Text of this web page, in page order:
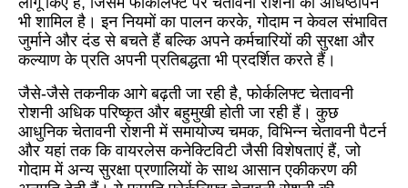
भी शामिल है। इन नियमों का पालन करके, गोदाम न केवल संभावित
जुर्माने और दंड से बचते हैं बल्कि अपने कर्मचारियों की सुरक्षा और
कल्याण के प्रति अपनी प्रतिबद्धता भी प्रदर्शित करते हैं।​
जैसे-जैसे तकनीक आगे बढ़ती जा रही है, फोर्कलिफ्ट चेतावनी
रोशनी अधिक परिष्कृत और बहुमुखी होती जा रही हैं। कुछ
आधुनिक चेतावनी रोशनी में समायोज्य चमक, विभिन्न चेतावनी पैटर्न
और यहां तक कि वायरलेस कनेक्टिविटी जैसी विशेषताएं हैं, जो
गोदाम में अन्य सुरक्षा प्रणालियों के साथ आसान एकीकरण की